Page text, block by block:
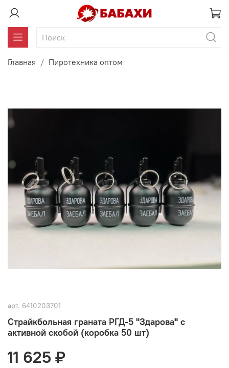
Главная Пиротехника оптом
арт. 6410203701
Страйкбольная граната РГД-5 "Здарова" с
активной скобой (коробка 50 шт)
11 625 ₽